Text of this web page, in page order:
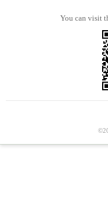
You can visit